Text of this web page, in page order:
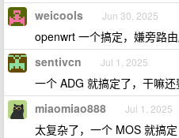
weicools Jun 30, 2025
openwrt 一个搞定，嫌旁路
sentivcn Jul 1, 2025
一个 ADG 就搞定了，干嘛
miaomiao888 Jul 1, 2025
太复杂了，一个 MOS 就搞